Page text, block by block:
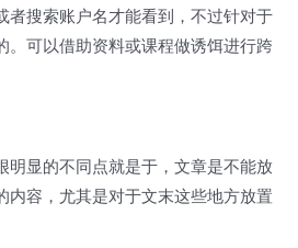
者搜索账户名才能看到，不过针对于
。可以借助资料或课程做诱饵进行跨
明显的不同点就是于，文章是不能放
内容，尤其是对于文末这些地方放置